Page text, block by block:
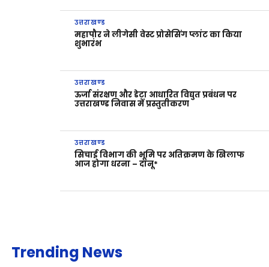
उत्तराखण्ड
महापौर ने लीगेसी वेस्ट प्रोसेसिंग प्लांट का किया
शुभारंभ
उत्तराखण्ड
ऊर्जा संरक्षण और डेटा आधारित विद्युत प्रबंधन पर
उत्तराखण्ड निवास में प्रस्तुतीकरण
उत्तराखण्ड
सिचाई विभाग की भूमि पर अतिक्रमण के खिलाफ
आज होगा धरना – दानू*
Trending News